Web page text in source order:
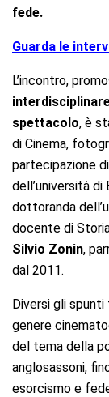
fede.
Guarda le
L’incontro,
spettacolo, è
di Cinema,
partecipazione di
dell’università di
dottoranda
docente di
Silvio Zonin,
dal 2011.
Diversi gli
genere
del tema della
anglosassoni,
esorcismo e